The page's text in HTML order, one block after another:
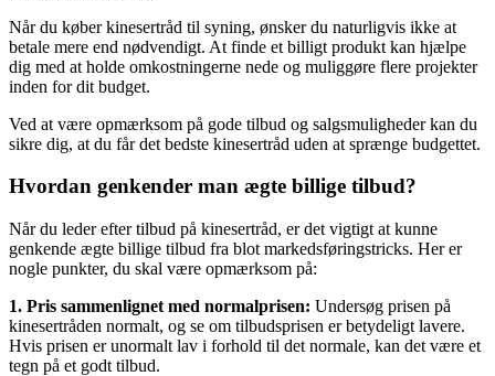
Når du køber kinesertråd til syning, ønsker du naturligvis ikke at
betale mere end nødvendigt. At finde et billigt produkt kan hjælpe
dig med at holde omkostningerne nede og muliggøre flere projekter
inden for dit budget.
Ved at være opmærksom på gode tilbud og salgsmuligheder kan du
sikre dig, at du får det bedste kinesertråd uden at sprænge budgettet.
Hvordan genkender man ægte billige tilbud?
Når du leder efter tilbud på kinesertråd, er det vigtigt at kunne
genkende ægte billige tilbud fra blot markedsføringstricks. Her er
nogle punkter, du skal være opmærksom på:
1. Pris sammenlignet med normalprisen: Undersøg prisen på
kinesertråden normalt, og se om tilbudsprisen er betydeligt lavere.
Hvis prisen er unormalt lav i forhold til det normale, kan det være et
tegn på et godt tilbud.